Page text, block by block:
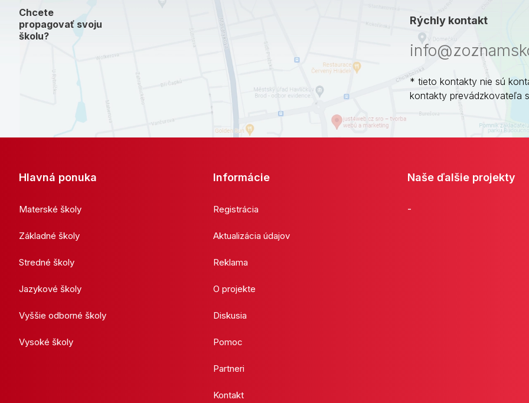
Chcete
propagovať svoju
školu?
Rýchly kontakt
* tieto kontakty nie sú
kontakty prevádzkovateľa
Hlavná ponuka
Materské školy
Základné školy
Stredné školy
Jazykové školy
Vyššie odborné školy
Vysoké školy
Informácie
Registrácia
Aktualizácia údajov
Reklama
O projekte
Diskusia
Pomoc
Partneri
Kontakt
Naše ďalšie projekty
-